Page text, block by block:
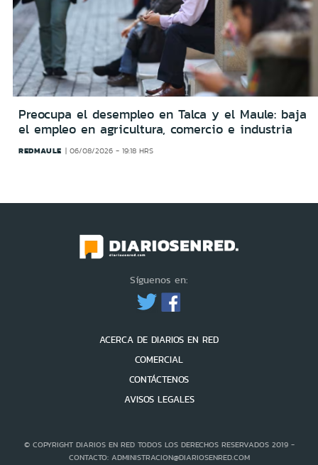
Preocupa el desempleo en Talca y el Maule: baja
el empleo en agricultura, comercio e industria
REDMAULE 06/08/2026 - 19:18 HRS
Síguenos en:
ACERCA DE DIARIOS EN RED
COMERCIAL
CONTÁCTENOS
AVISOS LEGALES
© COPYRIGHT DIARIOS EN RED TODOS LOS DERECHOS RESERVADOS 2019 -
CONTACTO: ADMINISTRACION@DIARIOSENRED.COM